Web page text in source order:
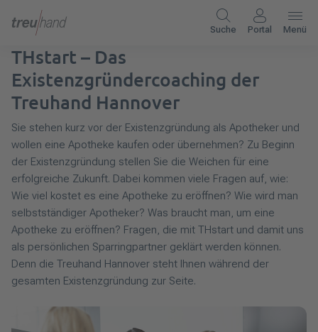
Suche Portal Menü
THstart – Das
Existenzgründercoaching der
Treuhand Hannover
Sie stehen kurz vor der Existenzgründung als Apotheker und
wollen eine Apotheke kaufen oder übernehmen? Zu Beginn
der Existenzgründung stellen Sie die Weichen für eine
erfolgreiche Zukunft. Dabei kommen viele Fragen auf, wie:
Wie viel kostet es eine Apotheke zu eröffnen? Wie wird man
selbstständiger Apotheker? Was braucht man, um eine
Apotheke zu eröffnen? Fragen, die mit THstart und damit uns
als persönlichen Sparringpartner geklärt werden können.
Denn die Treuhand Hannover steht Ihnen während der
gesamten Existenzgründung zur Seite.